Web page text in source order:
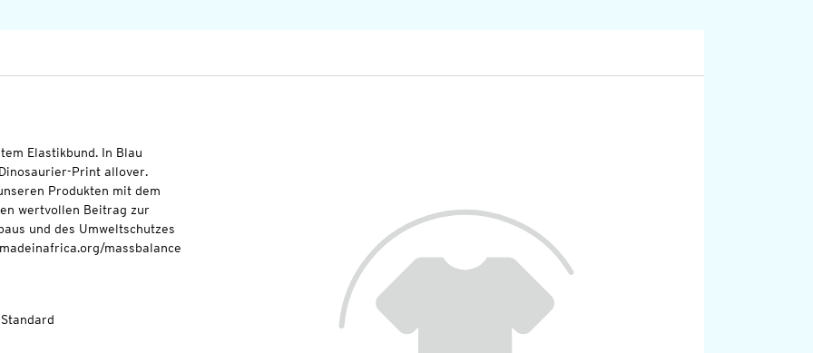
Elastikbund. In Blau
Print allover.
Produkten mit dem
wertvollen Beitrag zur
und des Umweltschutzes
massbalance